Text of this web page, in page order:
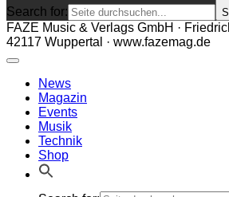
Search for:
FAZE Music & Verlags GmbH ·
News
Magazin
Events
Musik
Technik
Shop